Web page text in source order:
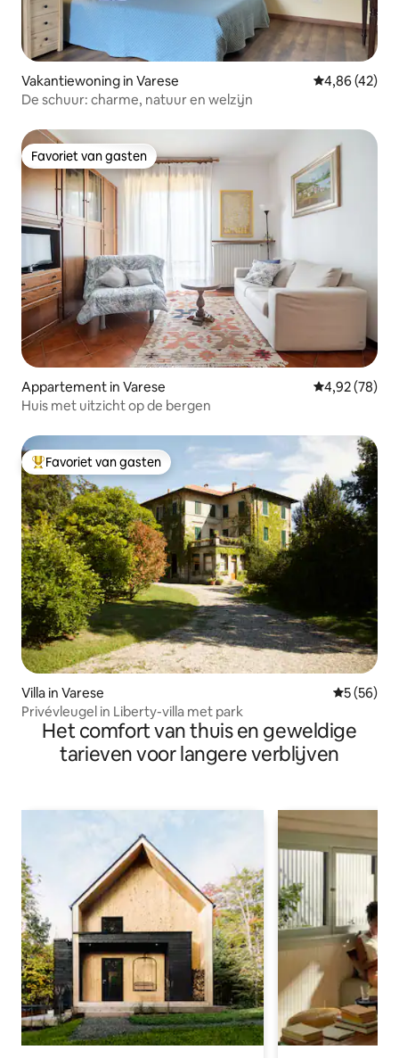
Vakantiewoning in Varese Gemiddelde
4,86 (42)
De schuur: charme, natuur en welzijn
Favoriet van gasten
Favoriet van gasten
Appartement in Varese Gemiddelde
4,92 (78)
Huis met uitzicht op de bergen
Topfavoriet van gasten
Favoriet van gasten
Villa in Varese
5 (56)
Privévleugel in Liberty-villa met park
Het comfort van thuis en geweldige
tarieven voor langere verblijven